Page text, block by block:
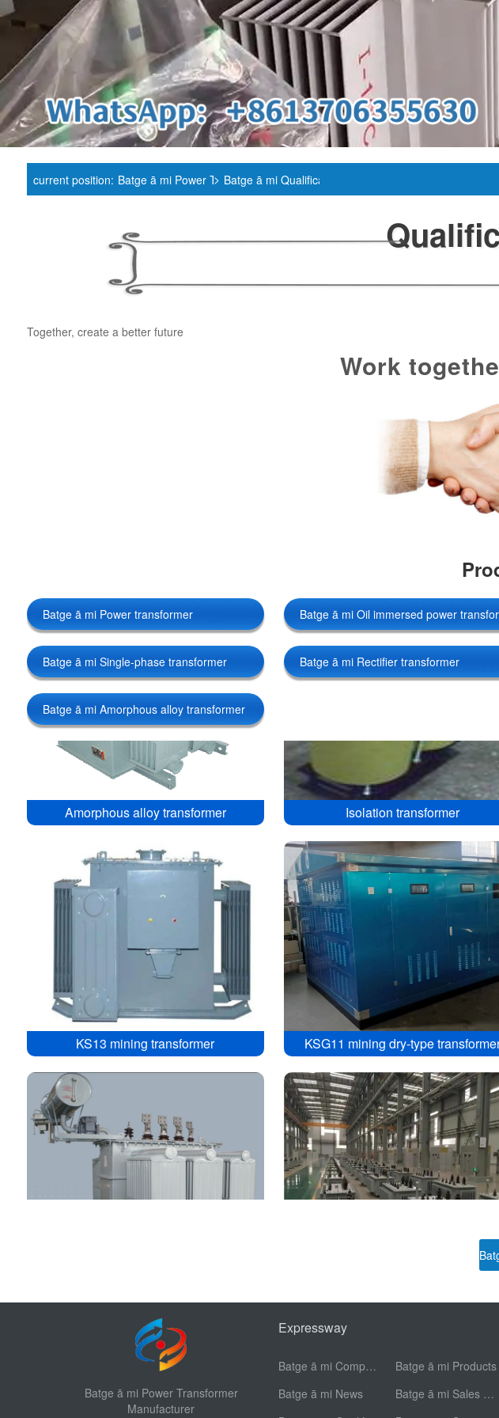
current position: Batge ā mi Power Transformer Manufacturer
> Batge ā mi Qualification Honor
Together, create a better future
Work
Batge ā mi Power transformer Batge ā mi Oil immersed power
Batge ā mi Single-phase transformer Batge ā mi Rectifier transformer
Batge ā mi Amorphous alloy transformer
Amorphous alloy transformer Isolation transformer
KS13 mining transformer KSG11 mining dry-type transformer
D10 single-phase transformer
Batge ā mi Power Transformer
Manufacturer
Expressway
Batge ā mi Company Profile
Batge ā mi Products
Batge ā mi News
Batge ā mi Sales Network